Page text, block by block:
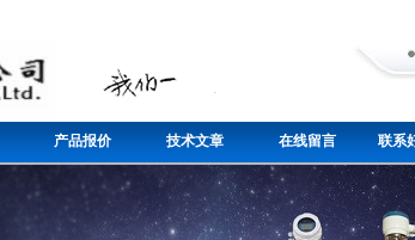
产品报价 技术文章 在线留言 联系